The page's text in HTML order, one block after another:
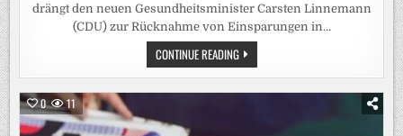
drängt den neuen Gesundheitsminister Carsten Linnemann
(CDU) zur Rücknahme von Einsparungen in…
CONTINUE READINGKINDERÄRZTE-
VERBAND
DRÄNGT
0 11